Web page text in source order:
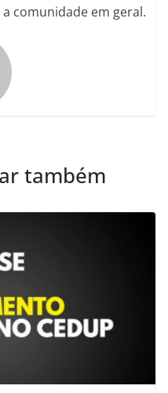
comunidade em geral.
também